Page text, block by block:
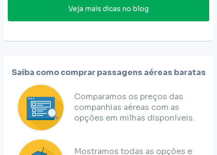
Veja mais dicas no blog
Saiba como comprar passagens aéreas baratas
Comparamos os preços das
companhias aéreas com as
opções em milhas disponíveis.
Mostramos todas as opções e